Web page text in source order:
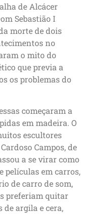
de Alcácer
Sebastião I
morte de dois
no
o mito do
que previa a
os problemas do
começaram a
em madeira. O
escultores
Campos, de
a se virar como
películas em carros,
de carro de som,
preferiam quitar
de argila e cera,